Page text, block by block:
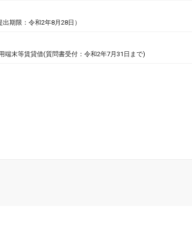
期限：令和2年8月28日）
端末等賃貸借(質問書受付：令和2年7月31日まで)